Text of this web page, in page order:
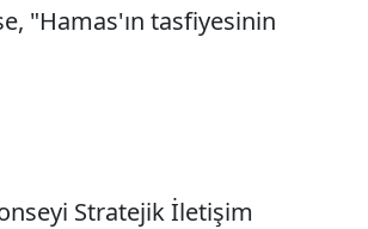
"Hamas'ın tasfiyesinin
Stratejik İletişim